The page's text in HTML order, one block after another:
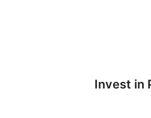
Invest in